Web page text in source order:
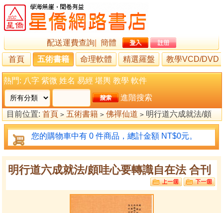
配送運費查詢
簡體
首頁
五術書籍 命理軟體 精選羅盤 教學VCD/DVD
熱門: 八字 紫微 姓名 易經 堪輿 教學 軟件
進階搜索
目前位置: 首頁 > 五術書籍 > 佛禪仙道 > 明行道六成就法/頗
哇心要轉識自在法 合刊
您的購物車中有 0 件商品，總計金額 NT$0元。
明行道六成就法/頗哇心要轉識自在法 合刊